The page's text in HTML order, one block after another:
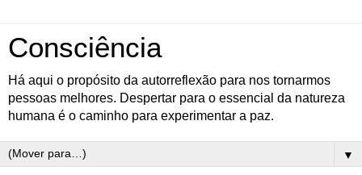
Consciência
Há aqui o propósito da autorreflexão para nos tornarmos
pessoas melhores. Despertar para o essencial da natureza
humana é o caminho para experimentar a paz.
▼